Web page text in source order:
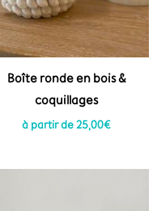
Boîte ronde en bois &
coquillages
à partir de25,00€